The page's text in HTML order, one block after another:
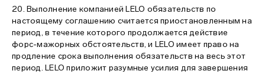
20. Выполнение компанией LELO обязательств по
настоящему соглашению считается приостановленным на
период, в течение которого продолжается действие
форс-мажорных обстоятельств, и LELO имеет право на
продление срока выполнения обязательств на весь этот
период. LELO приложит разумные усилия для завершения